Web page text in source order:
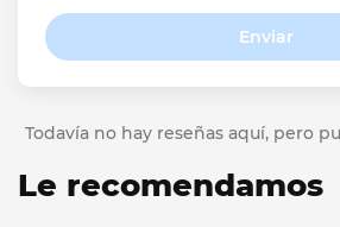
Enviar
Todavía no hay reseñas aquí, pero
Le recomendamos